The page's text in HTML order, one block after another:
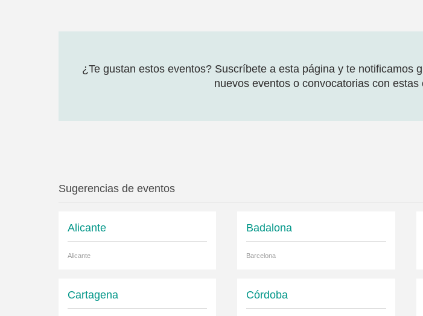
¿Te gustan estos eventos? Suscríbete a esta página y te notificamos
nuevos eventos o convocatorias con estas
Sugerencias de eventos
Alicante
Alicante
Badalona
Barcelona
Cartagena Córdoba